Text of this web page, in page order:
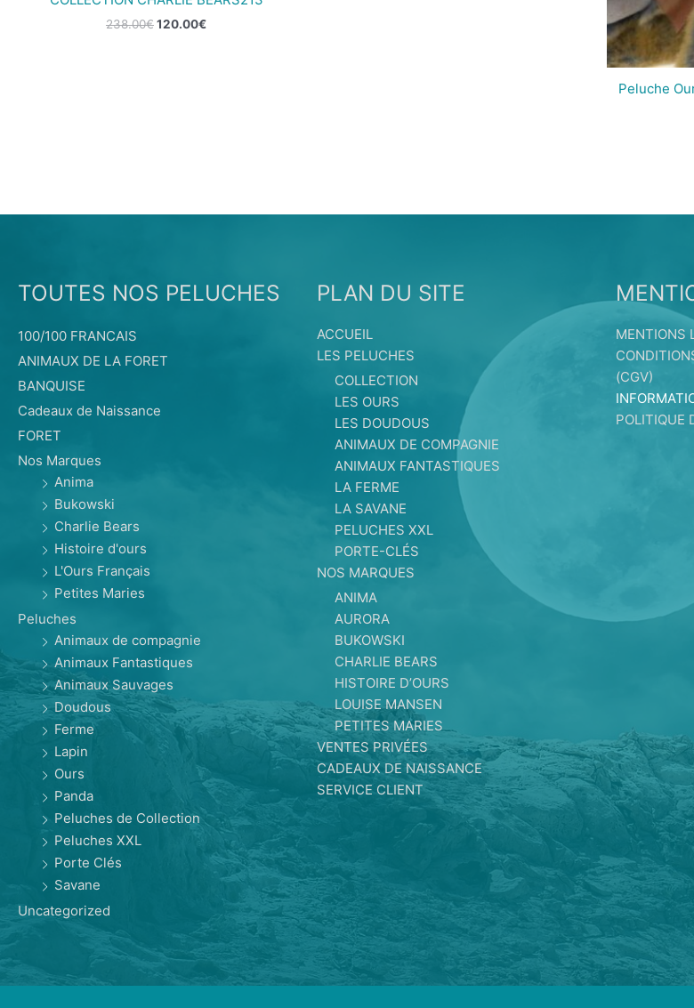
238.00€120.00€
Peluche
TOUTES NOS PELUCHES
100/100 FRANCAIS
ANIMAUX DE LA FORET
BANQUISE
Cadeaux de Naissance
FORET
Nos Marques
Anima
Bukowski
Charlie Bears
Histoire d'ours
L'Ours Français
Petites Maries
Peluches
Animaux de compagnie
Animaux Fantastiques
Animaux Sauvages
Doudous
Ferme
Lapin
Ours
Panda
Peluches de Collection
Peluches XXL
Porte Clés
Savane
Uncategorized
PLAN DU SITE
ACCUEIL
LES PELUCHES
COLLECTION
LES OURS
LES DOUDOUS
ANIMAUX DE COMPAGNIE
ANIMAUX FANTASTIQUES
LA FERME
LA SAVANE
PELUCHES XXL
PORTE-CLÉS
NOS MARQUES
ANIMA
AURORA
BUKOWSKI
CHARLIE BEARS
HISTOIRE D’OURS
LOUISE MANSEN
PETITES MARIES
VENTES PRIVÉES
CADEAUX DE NAISSANCE
SERVICE CLIENT
MENTIONS
(CGV)
POLITIQUE